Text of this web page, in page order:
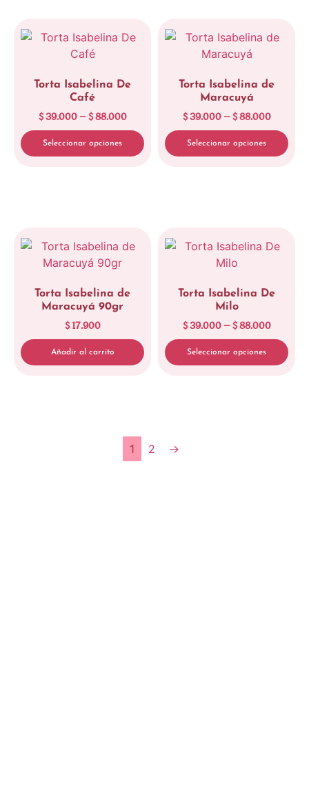
Limpiar Limpiar
Torta Isabelina De
Café
$39.000 – $88.000
Seleccionar opciones
Limpiar
Torta Isabelina de
Maracuyá
$39.000 – $88.000
Seleccionar opciones
Limpiar
Torta Isabelina de
Maracuyá 90gr
$17.900
Añadir al carrito
Torta Isabelina De
Milo
$39.000 – $88.000
Seleccionar opciones
1 2 →